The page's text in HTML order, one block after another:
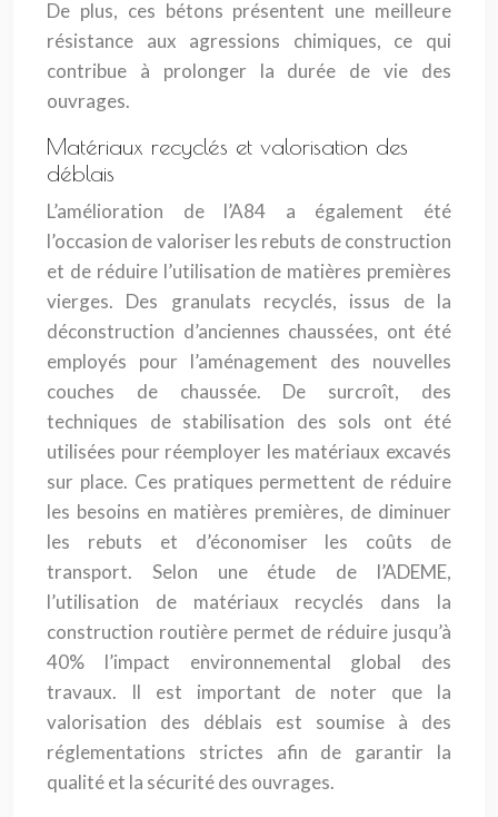
De plus, ces bétons présentent une meilleure
résistance aux agressions chimiques, ce qui
contribue à prolonger la durée de vie des
ouvrages.
Matériaux recyclés et valorisation des
déblais
L’amélioration de l’A84 a également été
l’occasion de valoriser les rebuts de construction
et de réduire l’utilisation de matières premières
vierges. Des granulats recyclés, issus de la
déconstruction d’anciennes chaussées, ont été
employés pour l’aménagement des nouvelles
couches de chaussée. De surcroît, des
techniques de stabilisation des sols ont été
utilisées pour réemployer les matériaux excavés
sur place. Ces pratiques permettent de réduire
les besoins en matières premières, de diminuer
les rebuts et d’économiser les coûts de
transport. Selon une étude de l’ADEME,
l’utilisation de matériaux recyclés dans la
construction routière permet de réduire jusqu’à
40% l’impact environnemental global des
travaux. Il est important de noter que la
valorisation des déblais est soumise à des
réglementations strictes afin de garantir la
qualité et la sécurité des ouvrages.